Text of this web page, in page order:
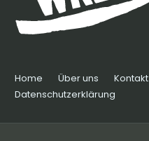
Home Über uns Kontakt
Datenschutzerklärung